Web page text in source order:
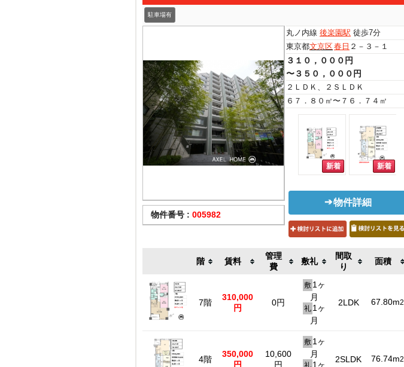
駐車場有
物件番号 : 005982
丸ノ内線 後楽園駅 徒歩7分
東京都文京区春日 ２－３－１
３１０，０００円
〜３５０，０００円
２ＬＤＫ、２ＳＬＤＫ
６７．８０㎡〜７６．７４㎡
物件詳細
階 賃料
管理
費
敷礼
間取
り
面積
7階
310,000
円
0円
敷 1ヶ
月
礼 1ヶ
月
2LDK 67.80m2
4階
350,000
円
10,600
円
敷 1ヶ
月
礼 1ヶ
2SLDK 76.74m2